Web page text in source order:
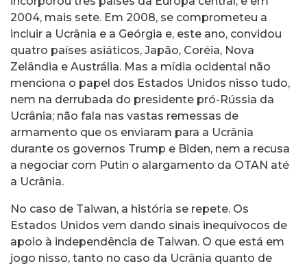
2004, mais sete. Em 2008, se comprometeu a
incluir a Ucrânia e a Geórgia e, este ano, convidou
quatro países asiáticos, Japão, Coréia, Nova
Zelândia e Austrália. Mas a mídia ocidental não
menciona o papel dos Estados Unidos nisso tudo,
nem na derrubada do presidente pró-Rússia da
Ucrânia; não fala nas vastas remessas de
armamento que os enviaram para a Ucrânia
durante os governos Trump e Biden, nem a recusa
a negociar com Putin o alargamento da OTAN até
a Ucrânia.
No caso de Taiwan, a história se repete. Os
Estados Unidos vem dando sinais inequívocos de
apoio à independência de Taiwan. O que está em
jogo nisso, tanto no caso da Ucrânia quanto de